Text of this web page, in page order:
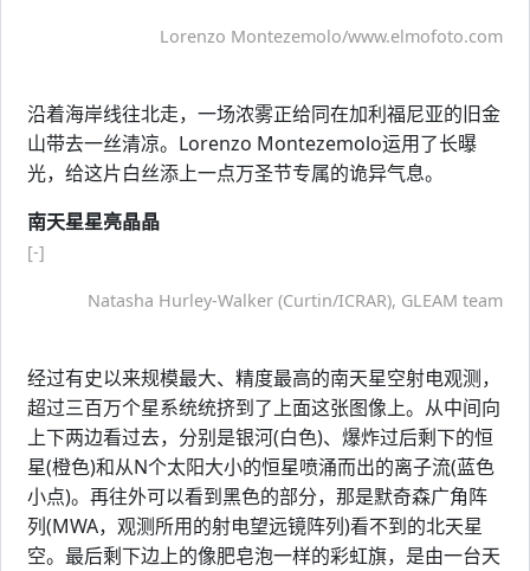
Lorenzo Montezemolo/www.elmofoto.com
沿着海岸线往北走，一场浓雾正给同在加利福尼亚的旧金
山带去一丝清凉。Lorenzo Montezemolo运用了长曝
光，给这片白丝添上一点万圣节专属的诡异气息。
南天星星亮晶晶
[-]
Natasha Hurley-Walker (Curtin/ICRAR), GLEAM team
经过有史以来规模最大、精度最高的南天星空射电观测，
超过三百万个星系统统挤到了上面这张图像上。从中间向
上下两边看过去，分别是银河(白色)、爆炸过后剩下的恒
星(橙色)和从N个太阳大小的恒星喷涌而出的离子流(蓝色
小点)。再往外可以看到黑色的部分，那是默奇森广角阵
列(MWA，观测所用的射电望远镜阵列)看不到的北天星
空。最后剩下边上的像肥皂泡一样的彩虹旗，是由一台天